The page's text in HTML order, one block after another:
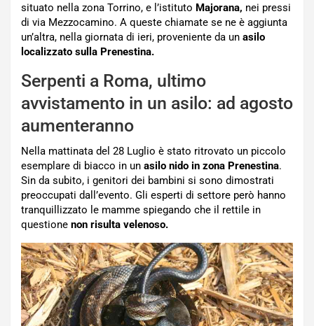
situato nella zona Torrino, e l’istituto Majorana, nei pressi
di via Mezzocamino. A queste chiamate se ne è aggiunta
un’altra, nella giornata di ieri, proveniente da un asilo
localizzato sulla Prenestina.
Serpenti a Roma, ultimo
avvistamento in un asilo: ad agosto
aumenteranno
Nella mattinata del 28 Luglio è stato ritrovato un piccolo
esemplare di biacco in un asilo nido in zona Prenestina.
Sin da subito, i genitori dei bambini si sono dimostrati
preoccupati dall’evento. Gli esperti di settore però hanno
tranquillizzato le mamme spiegando che il rettile in
questione non risulta velenoso.